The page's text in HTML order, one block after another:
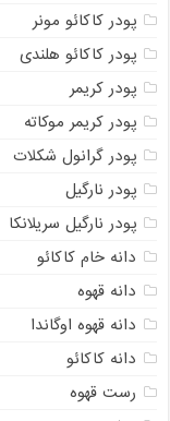
پودر کاکائو مونر
پودر کاکائو هلندی
پودر کریمر
پودر کریمر موکاته
پودر گرانول شکلات
پودر نارگیل
پودر نارگیل سریلانکا
دانه خام کاکائو
دانه قهوه
دانه قهوه اوگاندا
دانه کاکائو
رست قهوه